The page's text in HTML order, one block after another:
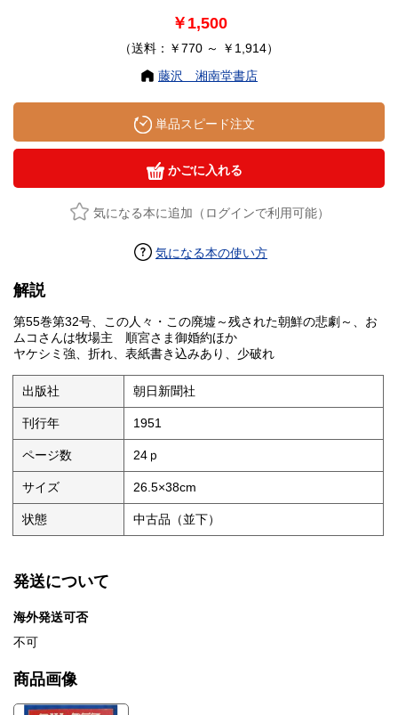
￥1,500
（送料：￥770 ～ ￥1,914）
藤沢 湘南堂書店
単品スピード注文
かごに入れる
気になる本に追加（ログインで利用可能）
気になる本の使い方
解説
第55巻第32号、この人々・この廃墟～残された朝鮮の悲劇～、お
ムコさんは牧場主 順宮さま御婚約ほか
ヤケシミ強、折れ、表紙書き込みあり、少破れ
出版社 朝日新聞社
刊行年 1951
ページ数 24ｐ
サイズ 26.5×38cm
状態 中古品（並下）
発送について
海外発送可否
不可
商品画像